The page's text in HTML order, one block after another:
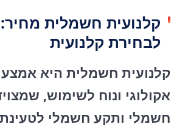
קלנועית חשמלית
לבחירת קלנועית
קלנועית חשמלית היא
אקולוגי ונוח לשימוש,
חשמלי ותקע חשמלי